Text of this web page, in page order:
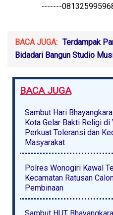
-------
BACA JUGA: Terdampak
Bidadari Bangun Studio
BACA JUGA
Sambut Hari
Kota Gelar Bakti Religi di
Perkuat Toleransi dan
Masyarakat
Polres Wonogiri Kawal
Kecamatan Ratusan
Pembinaan